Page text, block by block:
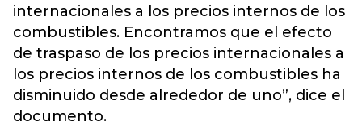
internacionales a los precios internos de los
combustibles. Encontramos que el efecto
de traspaso de los precios internacionales a
los precios internos de los combustibles ha
disminuido desde alrededor de uno”, dice el
documento.